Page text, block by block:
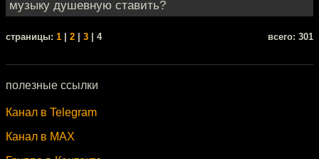
музыку душевную ставить?
cтраницы: 1 2 3 | 4 всего: 301
полезные ссылки
Канал в Telegram
Канал в MAX